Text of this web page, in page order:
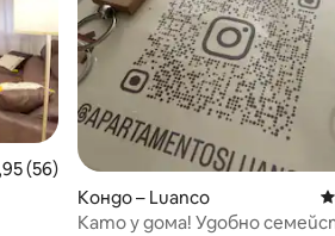
оценка: 4,95 от 5, 56 отзива
(56)
Кондо – Luanco
Като у дома! Удобно